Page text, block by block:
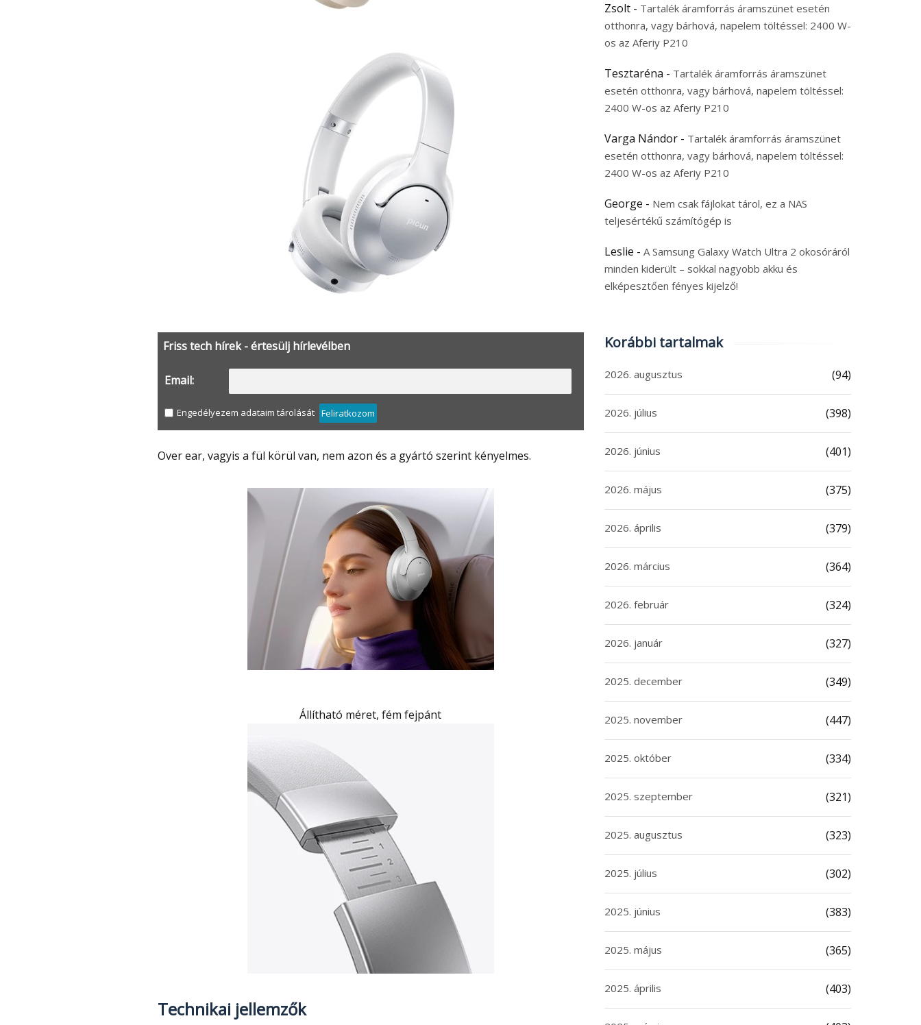
Friss tech hírek - értesülj hírlevélben
Email:
Engedélyezem adataim tárolását Feliratkozom
Over ear, vagyis a fül körül van, nem azon és a gyártó szerint kényelmes.
Állítható méret, fém fejpánt
Technikai jellemzők
Zsolt - Tartalék áramforrás áramszünet esetén
otthonra, vagy bárhová, napelem töltéssel: 2400 W-
os az Aferiy P210
Tesztaréna - Tartalék áramforrás áramszünet
esetén otthonra, vagy bárhová, napelem töltéssel:
2400 W-os az Aferiy P210
Varga Nándor - Tartalék áramforrás áramszünet
esetén otthonra, vagy bárhová, napelem töltéssel:
2400 W-os az Aferiy P210
George - Nem csak fájlokat tárol, ez a NAS
teljesértékű számítógép is
Leslie - A Samsung Galaxy Watch Ultra 2 okosóráról
minden kiderült – sokkal nagyobb akku és
elképesztően fényes kijelző!
Korábbi tartalmak
2026. augusztus (94)
2026. július (398)
2026. június (401)
2026. május (375)
2026. április (379)
2026. március (364)
2026. február (324)
2026. január (327)
2025. december (349)
2025. november (447)
2025. október (334)
2025. szeptember (321)
2025. augusztus (323)
2025. július (302)
2025. június (383)
2025. május (365)
2025. április (403)